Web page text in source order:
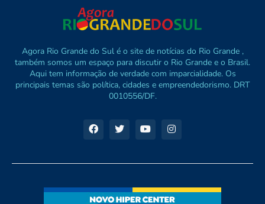
Agora Rio Grande do Sul é o site de notícias do Rio Grande ,
também somos um espaço para discutir o Rio Grande e o Brasil.
Aqui tem informação de verdade com imparcialidade. Os
principais temas são política, cidades e empreendedorismo. DRT
0010556/DF.